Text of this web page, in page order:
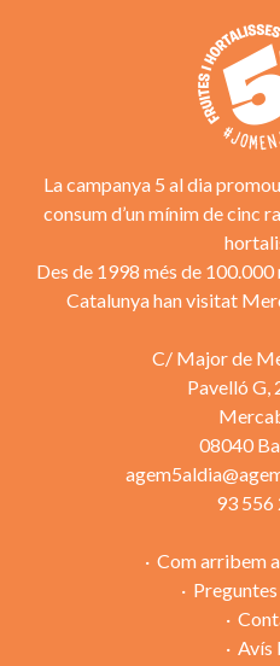
La campanya 5 al dia
consum d’un mínim de cinc
Des de 1998 més de 100.000
Catalunya han visitat
C/ Major de
Pavelló G,
08040
93 556
Com arribem
Avís